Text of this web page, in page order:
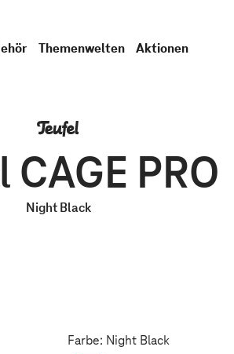
Themenwelten Aktionen
CAGE PRO
Night Black
Farbe: Night Black